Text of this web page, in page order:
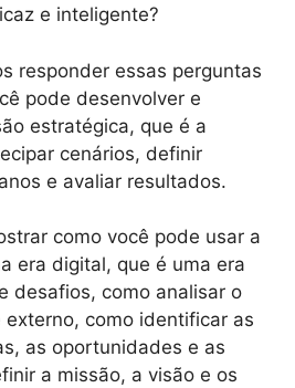
e inteligente?
responder essas perguntas
pode desenvolver e
estratégica, que é a
cenários, definir
e avaliar resultados.
como você pode usar a
era digital, que é uma era
desafios, como analisar o
como identificar as
as oportunidades e as
a missão, a visão e os